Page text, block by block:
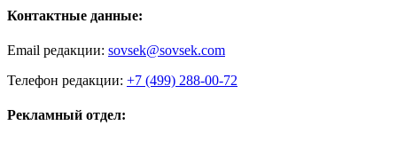
Контактные данные:
Email редакции: sovsek@sovsek.com
Телефон редакции: +7 (499) 288-00-72
Рекламный отдел: